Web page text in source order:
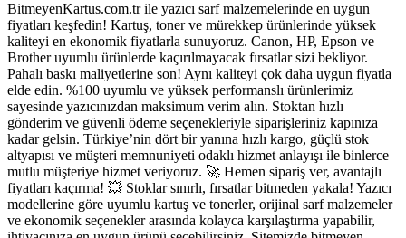
BitmeyenKartus.com.tr ile yazıcı sarf malzemelerinde en uygun
fiyatları keşfedin! Kartuş, toner ve mürekkep ürünlerinde yüksek
kaliteyi en ekonomik fiyatlarla sunuyoruz. Canon, HP, Epson ve
Brother uyumlu ürünlerde kaçırılmayacak fırsatlar sizi bekliyor.
Pahalı baskı maliyetlerine son! Aynı kaliteyi çok daha uygun fiyatla
elde edin. %100 uyumlu ve yüksek performanslı ürünlerimiz
sayesinde yazıcınızdan maksimum verim alın. Stoktan hızlı
gönderim ve güvenli ödeme seçenekleriyle siparişleriniz kapınıza
kadar gelsin. Türkiye’nin dört bir yanına hızlı kargo, güçlü stok
altyapısı ve müşteri memnuniyeti odaklı hizmet anlayışı ile binlerce
mutlu müşteriye hizmet veriyoruz. 🚀 Hemen sipariş ver, avantajlı
fiyatları kaçırma! 💥 Stoklar sınırlı, fırsatlar bitmeden yakala! Yazıcı
modellerine göre uyumlu kartuş ve tonerler, orijinal sarf malzemeler
ve ekonomik seçenekler arasında kolayca karşılaştırma yapabilir,